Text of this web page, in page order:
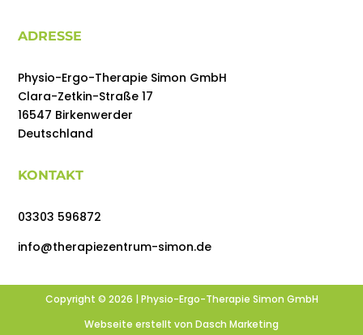
ADRESSE
Physio-Ergo-Therapie Simon GmbH
Clara-Zetkin-Straße 17
16547 Birkenwerder
Deutschland
KONTAKT
03303 596872
info@therapiezentrum-simon.de
Copyright © 2026 | Physio-Ergo-Therapie Simon GmbH
Webseite erstellt von Dasch Marketing